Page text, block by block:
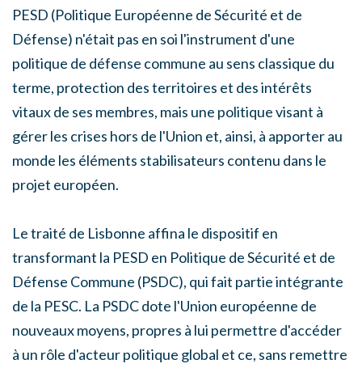
PESD (Politique Européenne de Sécurité et de
Défense) n'était pas en soi l'instrument d'une
politique de défense commune au sens classique du
terme, protection des territoires et des intérêts
vitaux de ses membres, mais une politique visant à
gérer les crises hors de l'Union et, ainsi, à apporter au
monde les éléments stabilisateurs contenu dans le
projet européen.
Le traité de Lisbonne affina le dispositif en
transformant la PESD en Politique de Sécurité et de
Défense Commune (PSDC), qui fait partie intégrante
de la PESC. La PSDC dote l'Union européenne de
nouveaux moyens, propres à lui permettre d'accéder
à un rôle d'acteur politique global et ce, sans remettre